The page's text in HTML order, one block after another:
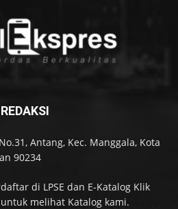
REDAKSI
Antang, Kec. Manggala, Kota
90234
di LPSE dan E-Katalog Klik
melihat Katalog kami.